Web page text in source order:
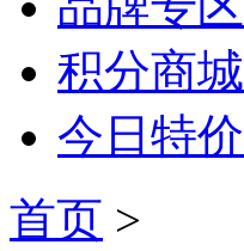
积分商城
今日特价
首页 >